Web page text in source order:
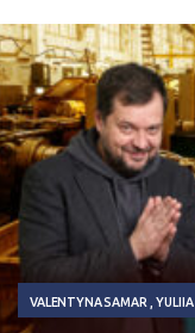
VALENTYNA SAMAR